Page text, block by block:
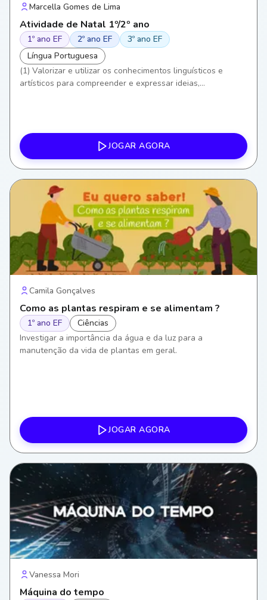
Marcella Gomes de Lima
Atividade de Natal 1º/2º ano
1º ano EF 2º ano EF
3º ano EF
Língua Portuguesa
(1) Valorizar e utilizar os conhecimentos linguísticos e
artísticos para compreender e expressar ideias,
(Natal como celebração cultural e religiosa). (8)
Desenvolver empatia, diálogo e cooperação em atividades
coletivas e musicais.
JOGAR AGORA
Camila Gonçalves
Como as plantas respiram e se alimentam ?
1º ano EF
Ciências
Investigar a importância da água e da luz para a
manutenção da vida de plantas em geral.
JOGAR AGORA
Vanessa Mori
Máquina do tempo